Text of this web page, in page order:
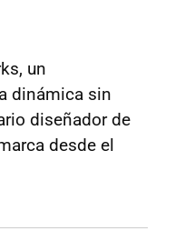
un
dinámica sin
diseñador de
desde el